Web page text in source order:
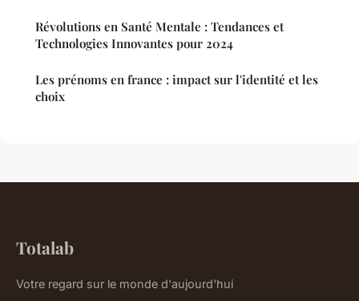
Révolutions en Santé Mentale : Tendances et
Technologies Innovantes pour 2024
Les prénoms en france : impact sur l'identité et les
choix
Totalab
Votre regard sur le monde d'aujourd'hui